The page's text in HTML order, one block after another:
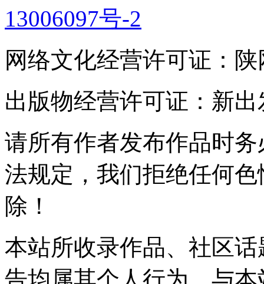
13006097号-2
网络文化经营许可证：陕
出版物经营许可证：新
请所有作者发布作品时
法规定，我们拒绝任何
除！
本站所收录作品、社区